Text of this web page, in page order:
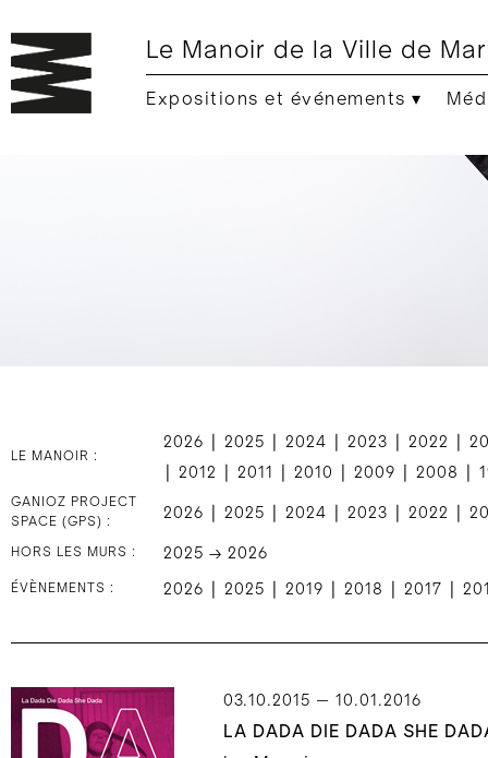
Le Manoir de la Ville de
Expositions et événements ▾
LE MANOIR :
2026 2025 2024 2023 2022
2012 2011 2010 2009 2008
GANIOZ PROJECT
SPACE (GPS) :
2026 2025 2024 2023 2022
HORS LES MURS : 2025 → 2026
ÉVÈNEMENTS : 2026 2025 2019 2018 2017
03.10.2015 — 10.01.2016
LA DADA DIE DADA SHE